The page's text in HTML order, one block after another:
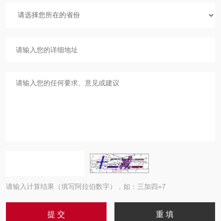
请输入计算结果（填写阿拉伯数字），如：三加四=7